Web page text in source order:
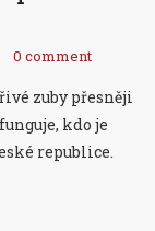
0 comment
zuby přesněji
kdo je
republice.